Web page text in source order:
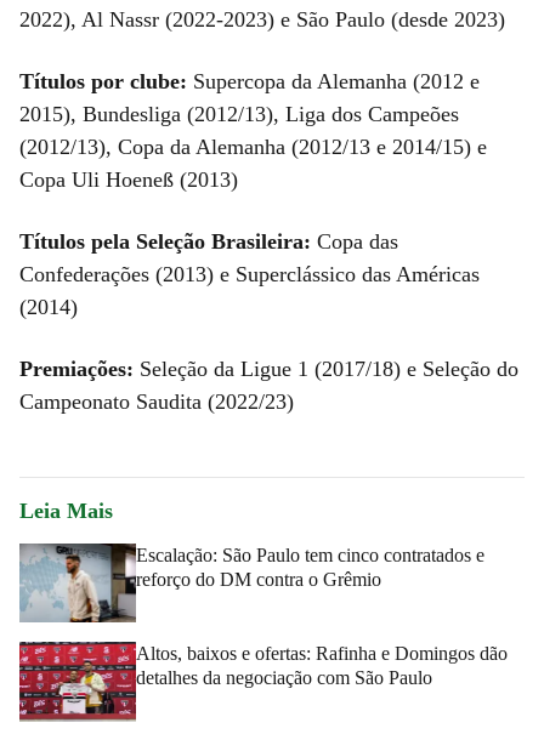
2022), Al Nassr (2022-2023) e São Paulo (desde 2023)
Títulos por clube: Supercopa da Alemanha (2012 e
2015), Bundesliga (2012/13), Liga dos Campeões
(2012/13), Copa da Alemanha (2012/13 e 2014/15) e
Copa Uli Hoeneß (2013)
Títulos pela Seleção Brasileira: Copa das
Confederações (2013) e Superclássico das Américas
(2014)
Premiações: Seleção da Ligue 1 (2017/18) e Seleção do
Campeonato Saudita (2022/23)
Leia Mais
Escalação: São Paulo tem cinco contratados e
reforço do DM contra o Grêmio
Altos, baixos e ofertas: Rafinha e Domingos dão
detalhes da negociação com São Paulo